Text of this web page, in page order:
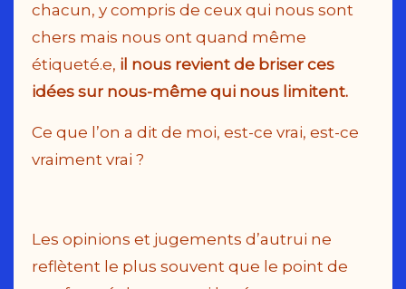
chacun, y compris de ceux qui nous sont
chers mais nous ont quand même
étiqueté.e, il nous revient de briser ces
idées sur nous-même qui nous limitent.
Ce que l’on a dit de moi, est-ce vrai, est-ce
vraiment vrai ?
Les opinions et jugements d’autrui ne
reflètent le plus souvent que le point de